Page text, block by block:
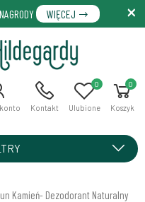
WIĘCEJ
Kontakt Ulubione
0 0
Koszyk
Kamień- Dezodorant Naturalny